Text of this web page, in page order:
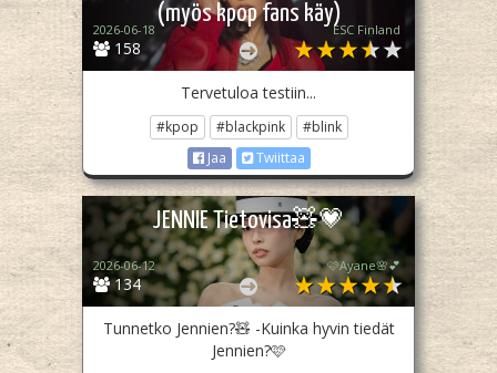
(myös kpop fans käy)
158
2026-06-18 ESC Finland
Tervetuloa testiin...
#kpop #blackpink
#blink
Jaa
Twiittaa
JENNIE Tietovisa🧸💗
134
2026-06-12 🩷Ayane🌸💕
Tunnetko Jennien?🧸 -Kuinka hyvin tiedät
Jennien?🩷